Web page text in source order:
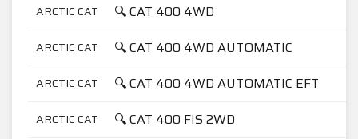
ARCTIC CAT 🔍 CAT 400 4WD
ARCTIC CAT 🔍 CAT 400 4WD AUTOMATIC
ARCTIC CAT 🔍 CAT 400 4WD AUTOMATIC EFT
ARCTIC CAT 🔍 CAT 400 FIS 2WD